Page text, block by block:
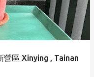
營區 Xinying , Tainan